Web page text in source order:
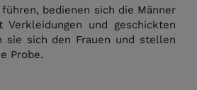
bedienen sich die Männer
Verkleidungen und geschickten
sie sich den Frauen und stellen
Probe.